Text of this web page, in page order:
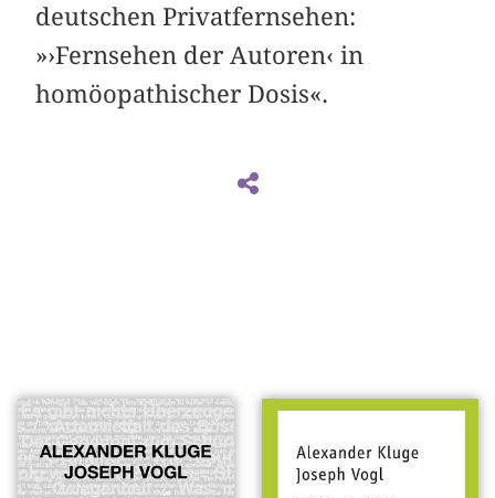
deutschen Privatfernsehen:
»›Fernsehen der Autoren‹ in
homöopathischer Dosis«.